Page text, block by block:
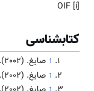
OIF [i]
کتابشناسی
↑ صايغ. (2002). ص. 65.
↑ صايغ. (2002).ص. 67-68.